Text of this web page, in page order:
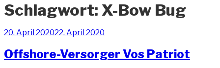
Schlagwort: X-Bow Bug
Veröffentlicht
20. April 202022. April 2020
Offshore-Versorger Vos Patriot